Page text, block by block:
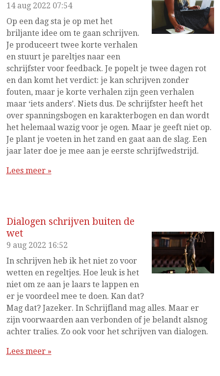
14 aug 2022 07:54
Op een dag sta je op met het
briljante idee om te gaan schrijven.
Je produceert twee korte verhalen
en stuurt je pareltjes naar een
schrijfster voor feedback. Je popelt je twee dagen rot
en dan komt het verdict: je kan schrijven zonder
fouten, maar je korte verhalen zijn geen verhalen
maar ‘iets anders’. Niets dus. De schrijfster heeft het
over spanningsbogen en karakterbogen en dan wordt
het helemaal wazig voor je ogen. Maar je geeft niet op.
Je plant je voeten in het zand en gaat aan de slag. Een
jaar later doe je mee aan je eerste schrijfwedstrijd.
Lees meer »
Dialogen schrijven buiten de
wet
9 aug 2022 16:52
In schrijven heb ik het niet zo voor
wetten en regeltjes. Hoe leuk is het
niet om ze aan je laars te lappen en
er je voordeel mee te doen. Kan dat?
Mag dat? Jazeker. In Schrijfland mag alles. Maar er
zijn voorwaarden aan verbonden of je belandt alsnog
achter tralies. Zo ook voor het schrijven van dialogen.
Lees meer »